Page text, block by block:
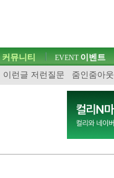
커뮤니티
이런글 저런질문 줌인줌아웃
EVENT이벤트